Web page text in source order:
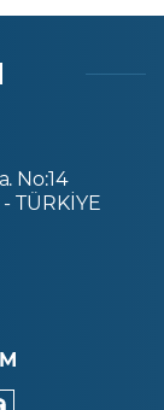
No:14
TÜRKİYE